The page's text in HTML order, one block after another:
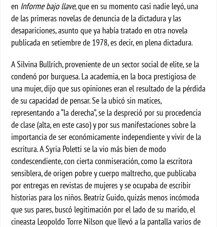
en Informe bajo llave, que en su momento casi nadie leyó, una
de las primeras novelas de denuncia de la dictadura y las
desapariciones, asunto que ya había tratado en otra novela
publicada en setiembre de 1978, es decir, en plena dictadura.
A Silvina Bullrich, proveniente de un sector social de elite, se la
condenó por burguesa. La academia, en la boca prestigiosa de
una mujer, dijo que sus opiniones eran el resultado de la pérdida
de su capacidad de pensar. Se la ubicó sin matices,
representando a “la derecha”, se la despreció por su procedencia
de clase (alta, en este caso) y por sus manifestaciones sobre la
importancia de ser económicamente independiente y vivir de la
escritura. A Syria Poletti se la vio más bien de modo
condescendiente, con cierta conmiseración, como la escritora
sensiblera, de origen pobre y cuerpo maltrecho, que publicaba
por entregas en revistas de mujeres y se ocupaba de escribir
historias para los niños. Beatriz Guido, quizás menos incómoda
que sus pares, buscó legitimación por el lado de su marido, el
cineasta Leopoldo Torre Nilson que llevó a la pantalla varios de